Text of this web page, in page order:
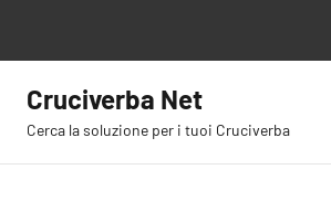
contenuto
Cruciverba Net
Cerca la soluzione per i tuoi Cruciverba